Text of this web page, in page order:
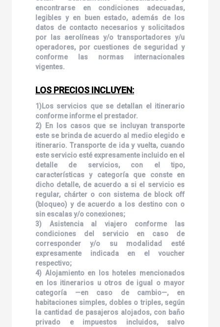
encontrarse en condiciones adecuadas,
legibles y en buen estado, además de los
datos de contacto necesarios y solicitados
por las aerolíneas y/o transportadores y/u
operadores, por cuestiones de seguridad y
conforme las normas internacionales
vigentes.
LOS PRECIOS INCLUYEN:
1)Los servicios que se detallan el itinerario
conforme informe el prestador.
2) En los casos que se incluyan transporte
este se brinda de acuerdo al medio elegido e
itinerario. Transporte de ida y vuelta, cuando
este servicio esté expresamente incluido en el
detalle de servicios, con el tipo,
características y categoría que conste en
dicho detalle, de acuerdo a si el servicio es
regular, chárter o con sistema de block off
(bloqueo) y de acuerdo a los destino con o
sin escalas y/o conexiones;
3) Asistencia al viajero conforme las
condiciones del servicio en caso de
corresponder y/o su modalidad esté
expresamente indicada en el voucher
respectivo;
4) Alojamiento en los hoteles mencionados
en los itinerarios u otros de igual o mayor
categoría —en caso de cambio—, en
habitaciones simples, dobles o triples, según
la cantidad de pasajeros alojados, con baño
privado e impuestos incluidos, salvo